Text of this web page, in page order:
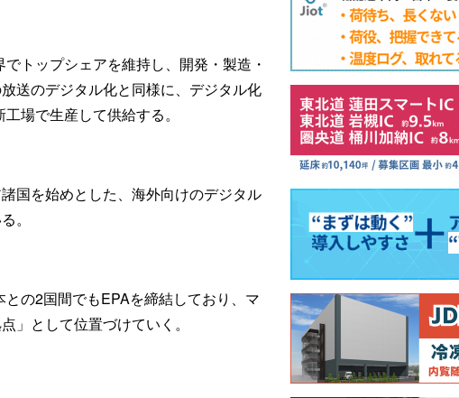
トップシェアを維持し、開発・製造・
送のデジタル化と同様に、デジタル化
場で生産して供給する。
国を始めとした、海外向けのデジタル
。
の2国間でもEPAを締結しており、マ
」として位置づけていく。